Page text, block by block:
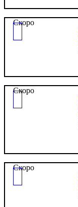
Скоро
Скоро
Скоро